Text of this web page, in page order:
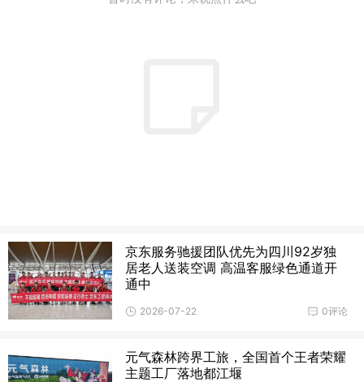
京东服务驰援团队优先为四川92岁独
居老人送装空调 高温客服绿色通道开
通中
0评论
2026-07-22
元气森林跨界工旅，全国首个王者荣耀
主题工厂落地都江堰